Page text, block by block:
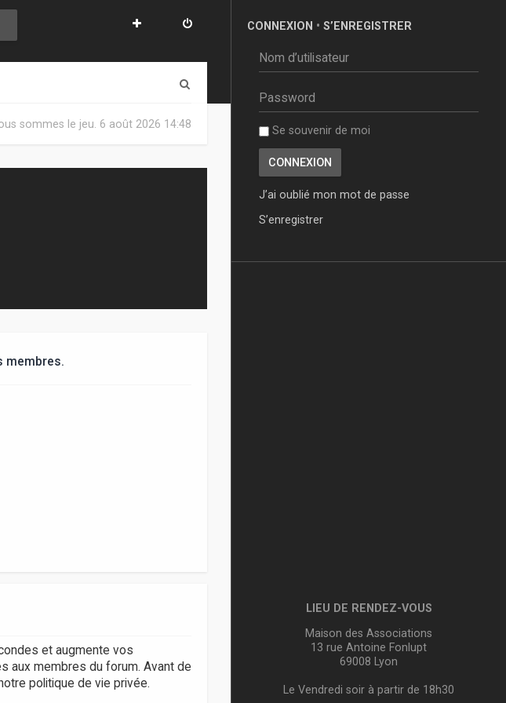
sommes le jeu. 6 août 2026 14:48
membres.
et augmente vos
aux membres du forum. Avant de
politique de vie privée.
CONNEXION • S’ENREGISTRER
Se souvenir de moi
J’ai oublié mon mot de passe
S’enregistrer
LIEU DE RENDEZ-VOUS
Maison des Associations
13 rue Antoine Fonlupt
69008 Lyon
Le Vendredi soir à partir de 18h30